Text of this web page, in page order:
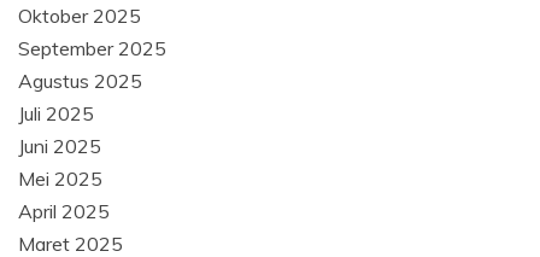
Oktober 2025
September 2025
Agustus 2025
Juli 2025
Juni 2025
Mei 2025
April 2025
Maret 2025